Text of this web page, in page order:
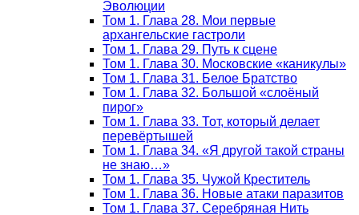
Эволюции
Том 1. Глава 28. Мои первые
архангельские гастроли
Том 1. Глава 29. Путь к сцене
Том 1. Глава 30. Московские «каникулы»
Том 1. Глава 31. Белое Братство
Том 1. Глава 32. Большой «слоёный
пирог»
Том 1. Глава 33. Тот, который делает
перевёртышей
Том 1. Глава 34. «Я другой такой страны
не знаю…»
Том 1. Глава 35. Чужой Креститель
Том 1. Глава 36. Новые атаки паразитов
Том 1. Глава 37. Серебряная Нить